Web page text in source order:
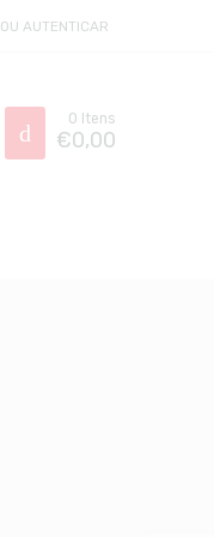
AUTENTICAR
0 Itens
€0,00